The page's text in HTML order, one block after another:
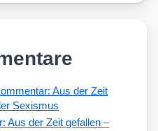
Aus der Zeit
Sexismus
Aus der Zeit gefallen –